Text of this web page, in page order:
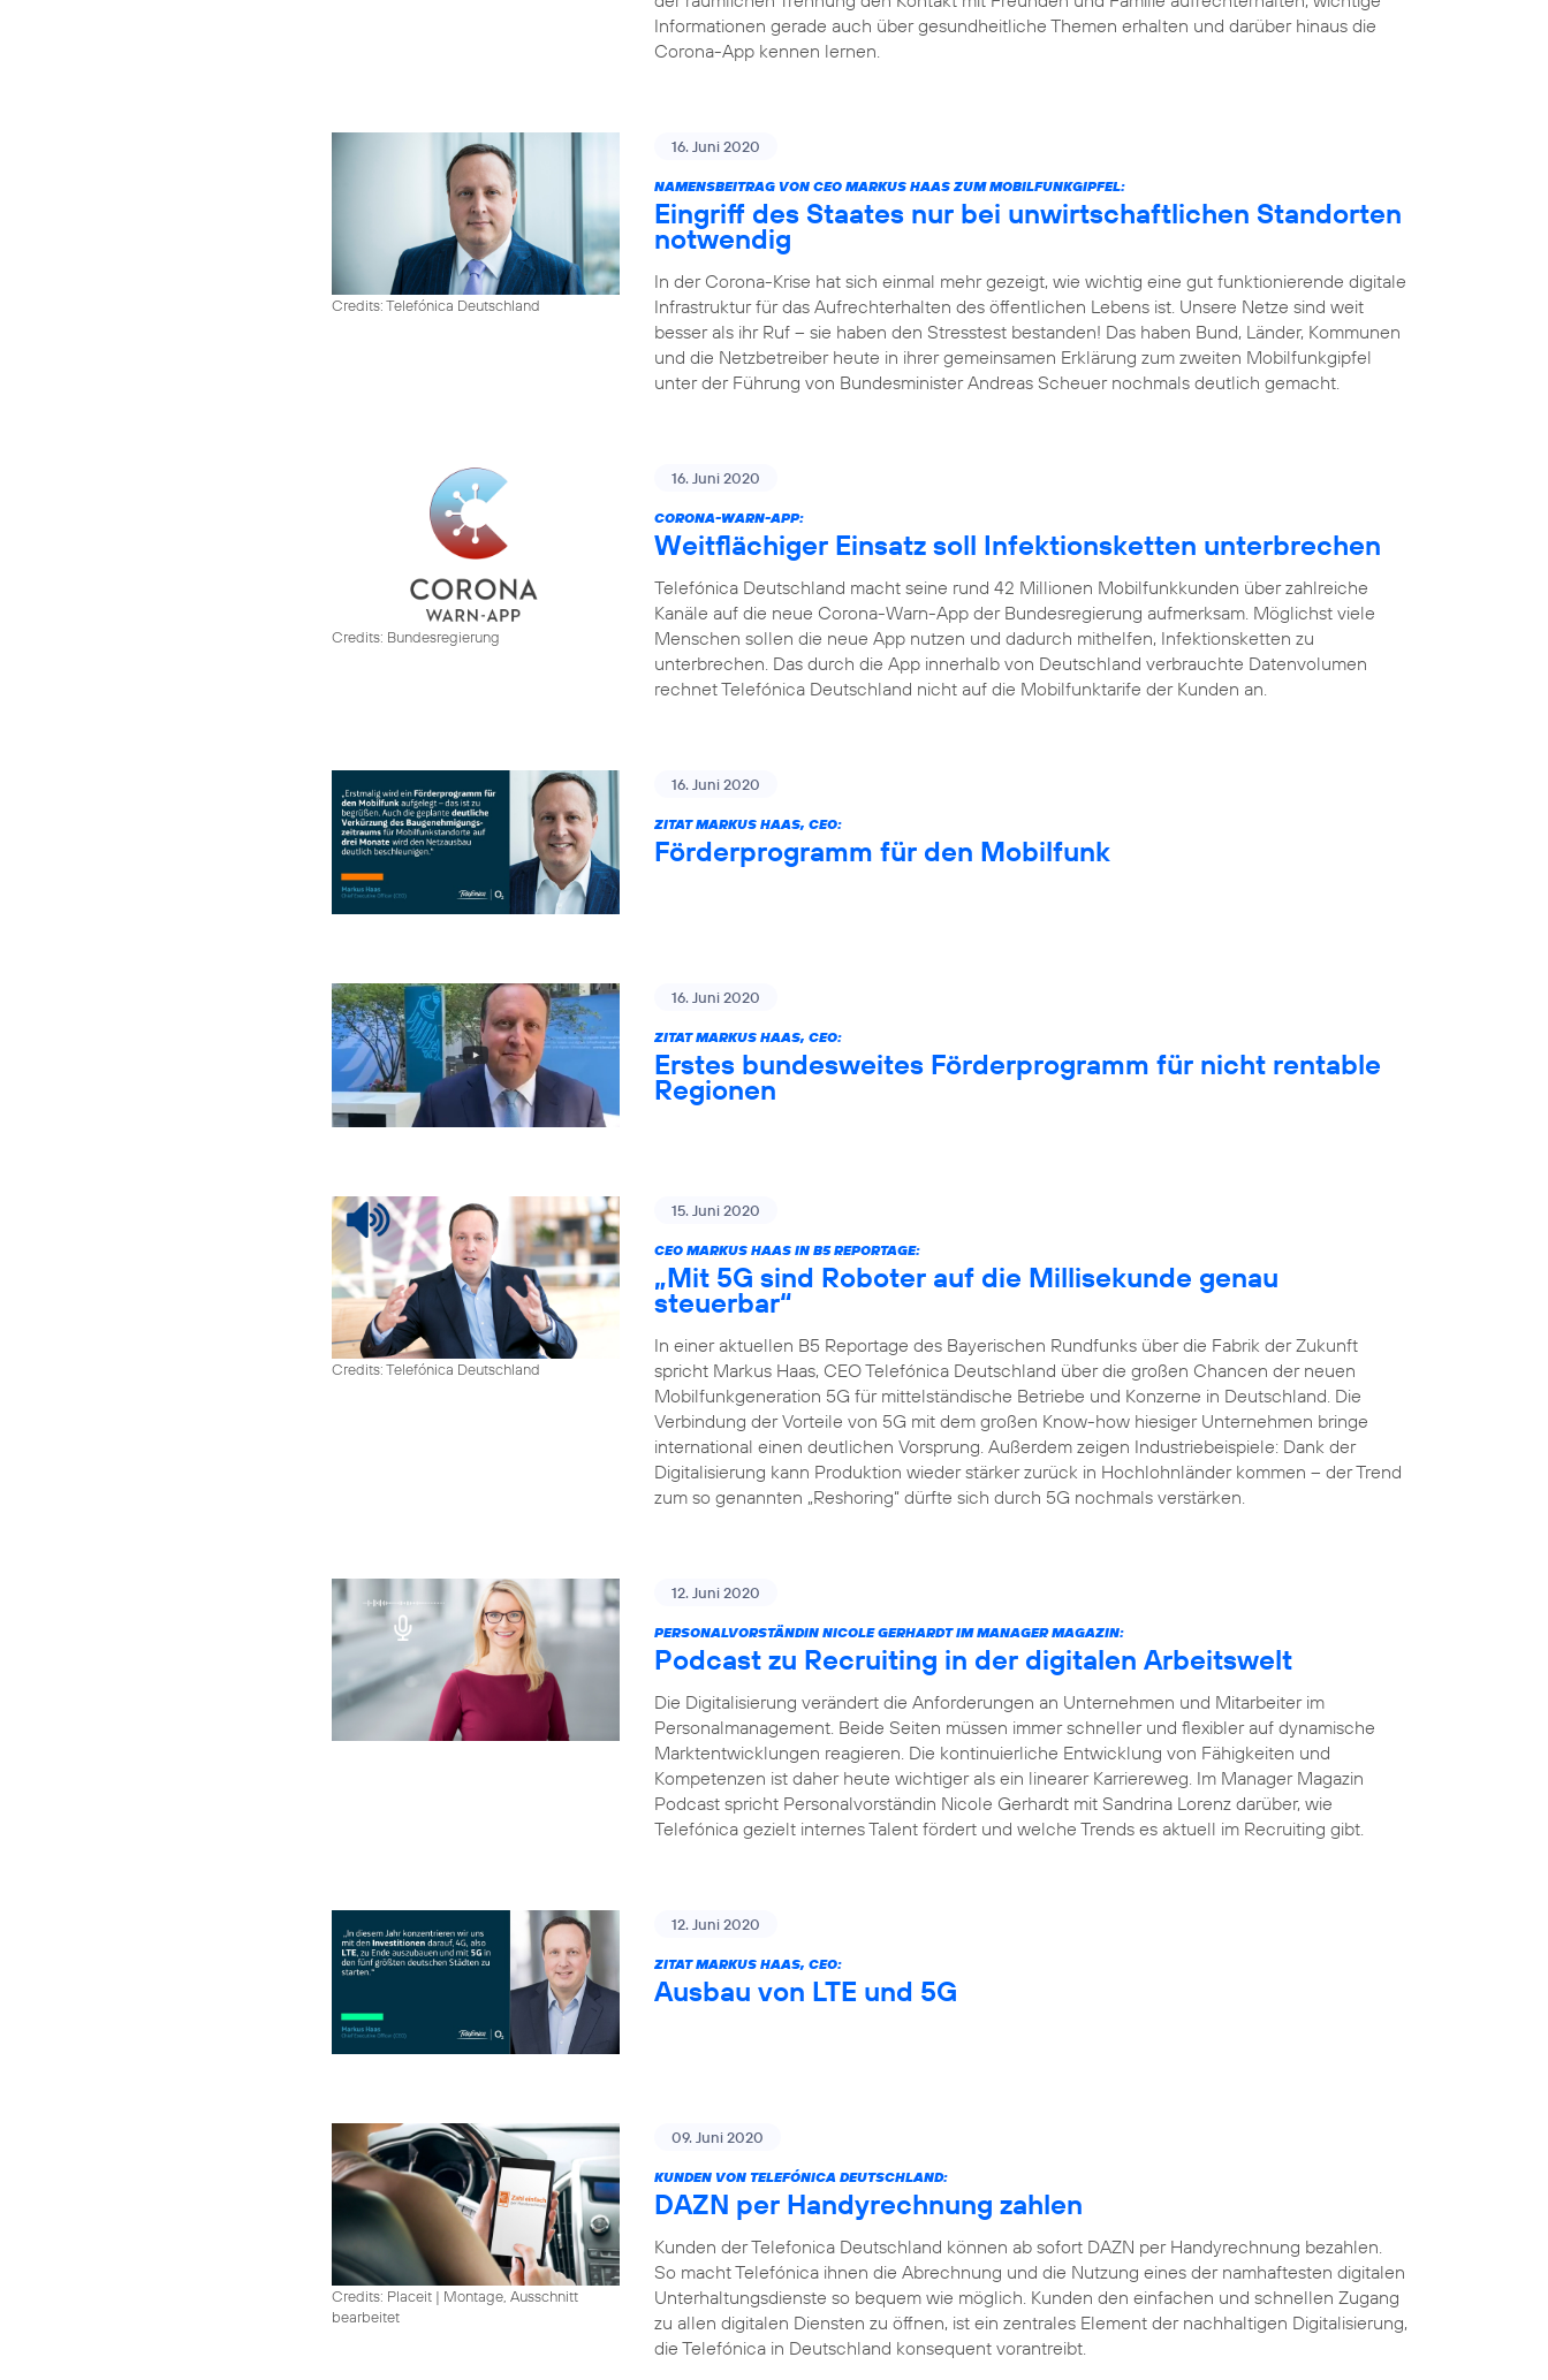
Informationen gerade auch über gesundheitliche Themen erhalten und darüber hinaus die
Corona-App kennen lernen.
Credits: Telefónica Deutschland
16. Juni 2020
NAMENSBEITRAG VON CEO MARKUS HAAS ZUM MOBILFUNKGIPFEL:
Eingriff des Staates nur bei unwirtschaftlichen Standorten
notwendig
In der Corona-Krise hat sich einmal mehr gezeigt, wie wichtig eine gut funktionierende digitale
Infrastruktur für das Aufrechterhalten des öffentlichen Lebens ist. Unsere Netze sind weit
besser als ihr Ruf – sie haben den Stresstest bestanden! Das haben Bund, Länder, Kommunen
und die Netzbetreiber heute in ihrer gemeinsamen Erklärung zum zweiten Mobilfunkgipfel
unter der Führung von Bundesminister Andreas Scheuer nochmals deutlich gemacht.
Credits: Bundesregierung
16. Juni 2020
CORONA-WARN-APP:
Weitflächiger Einsatz soll Infektionsketten unterbrechen
Telefónica Deutschland macht seine rund 42 Millionen Mobilfunkkunden über zahlreiche
Kanäle auf die neue Corona-Warn-App der Bundesregierung aufmerksam. Möglichst viele
Menschen sollen die neue App nutzen und dadurch mithelfen, Infektionsketten zu
unterbrechen. Das durch die App innerhalb von Deutschland verbrauchte Datenvolumen
rechnet Telefónica Deutschland nicht auf die Mobilfunktarife der Kunden an.
16. Juni 2020
ZITAT MARKUS HAAS, CEO:
Förderprogramm für den Mobilfunk
16. Juni 2020
ZITAT MARKUS HAAS, CEO:
Erstes bundesweites Förderprogramm für nicht rentable
Regionen
Credits: Telefónica Deutschland
15. Juni 2020
CEO MARKUS HAAS IN B5 REPORTAGE:
„Mit 5G sind Roboter auf die Millisekunde genau
steuerbar“
In einer aktuellen B5 Reportage des Bayerischen Rundfunks über die Fabrik der Zukunft
spricht Markus Haas, CEO Telefónica Deutschland über die großen Chancen der neuen
Mobilfunkgeneration 5G für mittelständische Betriebe und Konzerne in Deutschland. Die
Verbindung der Vorteile von 5G mit dem großen Know-how hiesiger Unternehmen bringe
international einen deutlichen Vorsprung. Außerdem zeigen Industriebeispiele: Dank der
Digitalisierung kann Produktion wieder stärker zurück in Hochlohnländer kommen – der Trend
zum so genannten „Reshoring“ dürfte sich durch 5G nochmals verstärken.
12. Juni 2020
PERSONALVORSTÄNDIN NICOLE GERHARDT IM MANAGER MAGAZIN:
Podcast zu Recruiting in der digitalen Arbeitswelt
Die Digitalisierung verändert die Anforderungen an Unternehmen und Mitarbeiter im
Personalmanagement. Beide Seiten müssen immer schneller und flexibler auf dynamische
Marktentwicklungen reagieren. Die kontinuierliche Entwicklung von Fähigkeiten und
Kompetenzen ist daher heute wichtiger als ein linearer Karriereweg. Im Manager Magazin
Podcast spricht Personalvorständin Nicole Gerhardt mit Sandrina Lorenz darüber, wie
Telefónica gezielt internes Talent fördert und welche Trends es aktuell im Recruiting gibt.
12. Juni 2020
ZITAT MARKUS HAAS, CEO:
Ausbau von LTE und 5G
Credits: Placeit | Montage, Ausschnitt
bearbeitet
09. Juni 2020
KUNDEN VON TELEFÓNICA DEUTSCHLAND:
DAZN per Handyrechnung zahlen
Kunden der Telefonica Deutschland können ab sofort DAZN per Handyrechnung bezahlen.
So macht Telefónica ihnen die Abrechnung und die Nutzung eines der namhaftesten digitalen
Unterhaltungsdienste so bequem wie möglich. Kunden den einfachen und schnellen Zugang
zu allen digitalen Diensten zu öffnen, ist ein zentrales Element der nachhaltigen Digitalisierung,
die Telefónica in Deutschland konsequent vorantreibt.